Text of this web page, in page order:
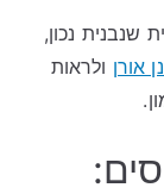
שנבנית נכון,
אורן ולראות